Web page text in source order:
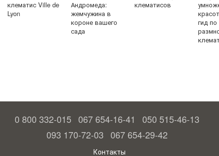
клематис Ville de
Lyon
Андромеда:
жемчужина в
короне вашего
сада
клематисов
гид по
0 800 332-015 067 654-16-41
050 515-46-13
093 170-72-03 067 654-29-42
Контакты